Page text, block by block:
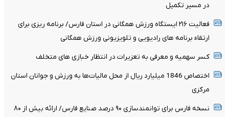
در مسیر تکمیل
فعالیت ۲۱۶ ایستگاه ورزش همگانی در استان فارس/ برنامه ریزی برای
ارتقاء برنامه های رادیویی و تلویزیونی ورزش همگانی
کسر سهمیه و معرفی به تعزیرات در انتظار خبازی های متخلف
اختصاص 1846 میلیارد ریال از محل مالیات‌ها به ورزش و جوانان استان
مرکزی
نسخه فارس برای توانمندسازی ۹۰ درصد صنایع فارس/ ارائه بیش از ۸۰